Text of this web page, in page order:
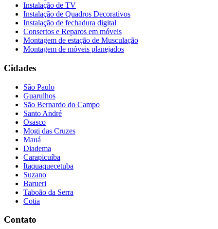
Instalação de TV
Instalação de Quadros Decorativos
Instalação de fechadura digital
Consertos e Reparos em móveis
Montagem de estação de Musculação
Montagem de móveis planejados
Cidades
São Paulo
Guarulhos
São Bernardo do Campo
Santo André
Osasco
Mogi das Cruzes
Mauá
Diadema
Carapicuíba
Itaquaquecetuba
Suzano
Barueri
Taboão da Serra
Cotia
Contato